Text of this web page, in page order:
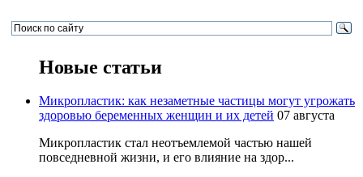
Новые статьи
Микропластик: как незаметные частицы могут угрожать
здоровью беременных женщин и их детей 07 августа
Микропластик стал неотъемлемой частью нашей
повседневной жизни, и его влияние на здор...